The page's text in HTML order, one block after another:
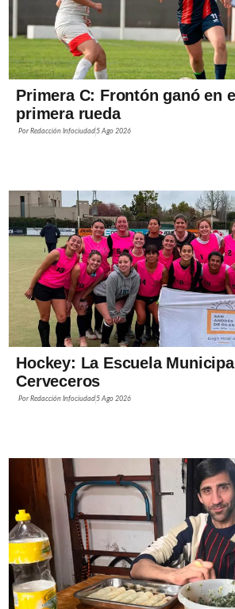
Primera C: Frontón ganó en
primera rueda
PorRedacción Infociudad 5 Ago 2026
Hockey: La Escuela
Cerveceros
PorRedacción Infociudad 5 Ago 2026